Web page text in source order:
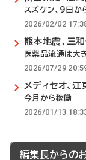
スズケン、9日か
2026/02/02
熊本地震、三
医薬品流通は大
2026/07/29
メディセオ、
今月から稼働
2026/01/13
編集長からの